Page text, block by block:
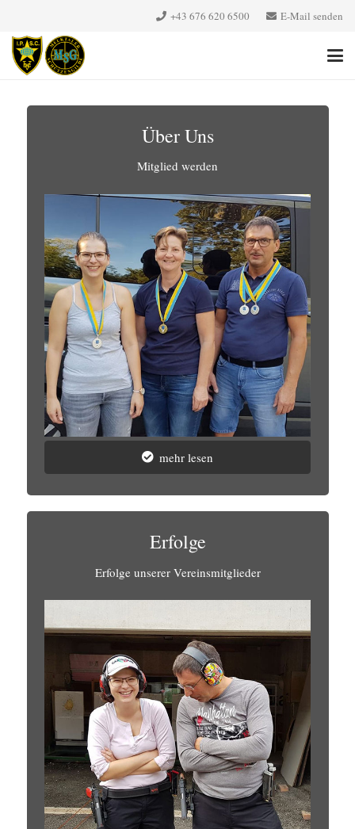
+43 676 620 6500‬ E-Mail senden
Über Uns
Mitglied werden
mehr lesen
Erfolge
Erfolge unserer Vereinsmitglieder